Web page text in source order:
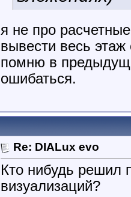
я не про
вывести весь
помню в
ошибаться.
Re: DIALux evo
Кто нибудь решил
визуализаций?